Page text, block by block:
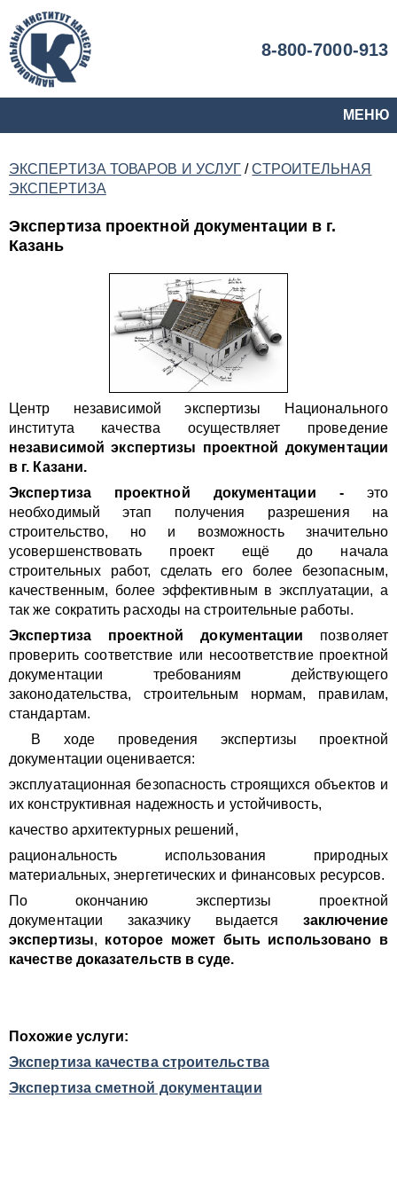
8-800-7000-913
МЕНЮ
ЭКСПЕРТИЗА ТОВАРОВ И УСЛУГ /СТРОИТЕЛЬНАЯ
ЭКСПЕРТИЗА
Экспертиза проектной документации в г.
Казань
Центр независимой экспертизы Национального
института качества осуществляет проведение
независимой экспертизы проектной документации
в г. Казани.
Экспертиза проектной документации - это
необходимый этап получения разрешения на
строительство, но и возможность значительно
усовершенствовать проект ещё до начала
строительных работ, сделать его более безопасным,
качественным, более эффективным в эксплуатации, а
так же сократить расходы на строительные работы.
Экспертиза проектной документации позволяет
проверить соответствие или несоответствие проектной
документации требованиям действующего
законодательства, строительным нормам, правилам,
стандартам.
В ходе проведения экспертизы проектной
документации оценивается:
эксплуатационная безопасность строящихся объектов и
их конструктивная надежность и устойчивость,
качество архитектурных решений,
рациональность использования природных
материальных, энергетических и финансовых ресурсов.
По окончанию экспертизы проектной
документации заказчику выдаетсязаключение
экспертизы, которое может быть использовано в
качестве доказательств в суде.
Похожие услуги:
Экспертиза качества строительства
Экспертиза сметной документации